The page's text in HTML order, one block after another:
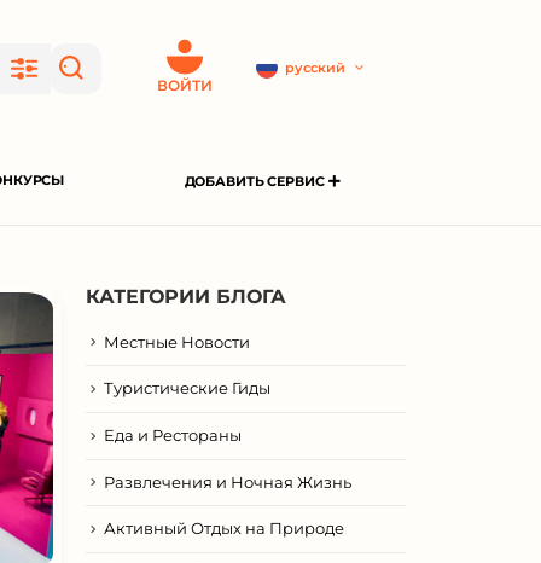
ВОЙТИ
русский
ДОБАВИТЬ СЕРВИС
КАТЕГОРИИ БЛОГА
Местные Новости
Туристические Гиды
Еда и Рестораны
Развлечения и Ночная Жизнь
Активный Отдых на Природе